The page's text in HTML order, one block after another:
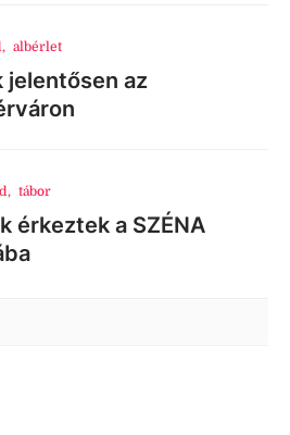
, albérlet
jelentősen az
, tábor
érkeztek a SZÉNA